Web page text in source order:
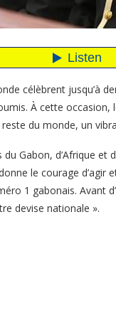
célèbrent jusqu’à
À cette occasion,
du monde, un
Gabon, d’Afrique
le courage
1 gabonais. Avant
devise nationale ».